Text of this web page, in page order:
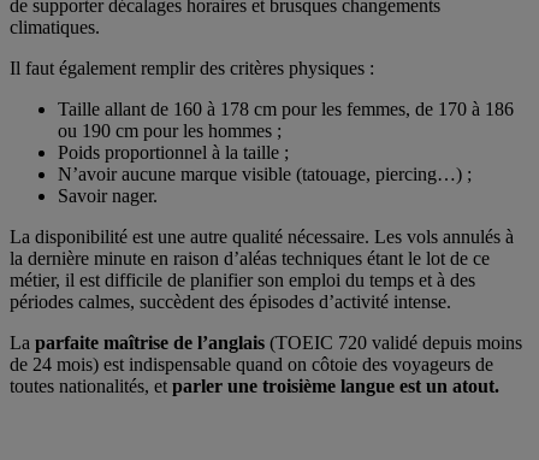
de supporter décalages horaires et brusques changements
climatiques.
Il faut également remplir des critères physiques :
Taille allant de 160 à 178 cm pour les femmes, de 170 à 186
ou 190 cm pour les hommes ;
Poids proportionnel à la taille ;
N’avoir aucune marque visible (tatouage, piercing…) ;
Savoir nager.
La disponibilité est une autre qualité nécessaire. Les vols annulés à
la dernière minute en raison d’aléas techniques étant le lot de ce
métier, il est difficile de planifier son emploi du temps et à des
périodes calmes, succèdent des épisodes d’activité intense.
La parfaite maîtrise de l’anglais (TOEIC 720 validé depuis moins
de 24 mois) est indispensable quand on côtoie des voyageurs de
toutes nationalités, et parler une troisième langue est un atout.